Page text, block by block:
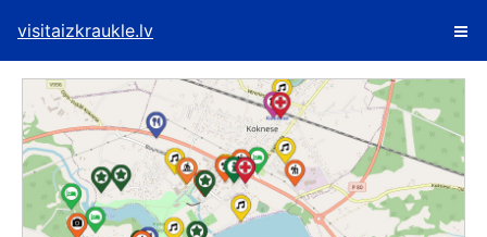
visitaizkraukle.lv